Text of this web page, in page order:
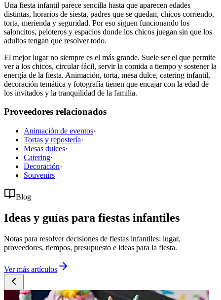
Una fiesta infantil parece sencilla hasta que aparecen edades
distintas, horarios de siesta, padres que se quedan, chicos corriendo,
torta, merienda y seguridad. Por eso siguen funcionando los
saloncitos, peloteros y espacios donde los chicos juegan sin que los
adultos tengan que resolver todo.
El mejor lugar no siempre es el más grande. Suele ser el que permite
ver a los chicos, circular fácil, servir la comida a tiempo y sostener la
energía de la fiesta. Animación, torta, mesa dulce, catering infantil,
decoración temática y fotografía tienen que encajar con la edad de
los invitados y la tranquilidad de la familia.
Proveedores relacionados
Animación de eventos·
Tortas y repostería·
Mesas dulces·
Catering·
Decoración·
Souvenirs
Blog
Ideas y guías para fiestas infantiles
Notas para resolver decisiones de fiestas infantiles: lugar,
proveedores, tiempos, presupuesto e ideas para la fiesta.
Ver más artículos